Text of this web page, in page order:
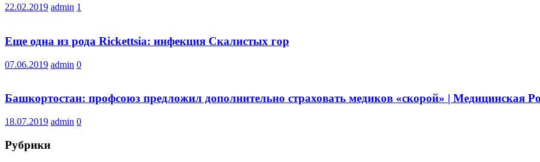
22.02.2019 admin 1
Еще одна из рода Rickettsia: инфекция Скалистых гор
07.06.2019 admin 0
Башкортостан: профсоюз предложил дополнительно страховать медиков «скорой» | Медицинская
18.07.2019 admin 0
Рубрики